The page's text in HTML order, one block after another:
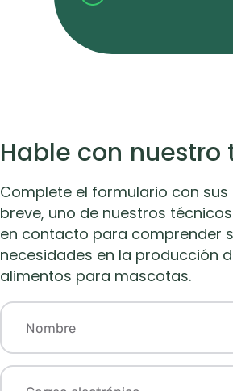
Hable con nuestro
Complete el formulario con sus
breve, uno de nuestros
en contacto para comprender
necesidades en la producción
alimentos para mascotas.